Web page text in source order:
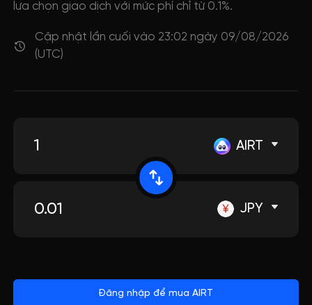
lựa chọn giao dịch với mức phí chỉ từ 0.1%.
Cập nhật lần cuối vào 23:02 ngày 09/08/2026
(UTC)
AIRT
JPY
Đăng nhập để mua AIRT